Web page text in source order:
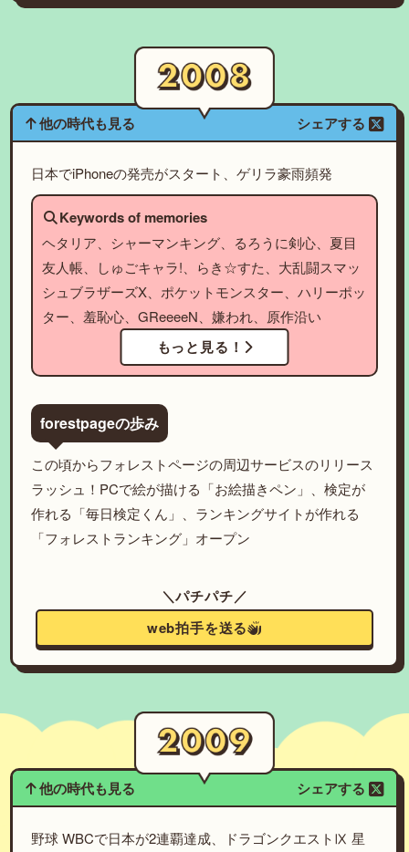
他の時代も見る シェアする
日本でiPhoneの発売がスタート、ゲリラ豪雨頻発
Keywords of memories
ヘタリア、シャーマンキング、るろうに剣心、夏目
友人帳、しゅごキャラ!、らき☆すた、大乱闘スマッ
シュブラザーズX、ポケットモンスター、ハリーポッ
ター、羞恥心、GReeeeN、嫌われ、原作沿い
もっと見る！
forestpageの歩み
この頃からフォレストページの周辺サービスのリリース
ラッシュ！PCで絵が描ける「お絵描きペン」、検定が
作れる「毎日検定くん」、ランキングサイトが作れる
「フォレストランキング」オープン
＼パチパチ／
web拍手を送る
他の時代も見る シェアする
野球 WBCで日本が2連覇達成、ドラゴンクエストⅨ 星